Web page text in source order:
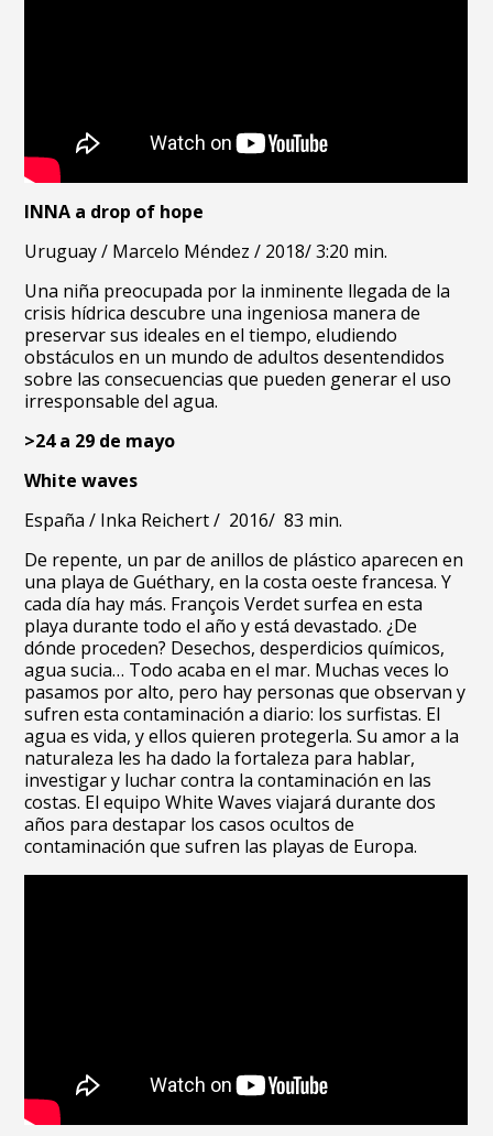
INNA a drop of hope
Uruguay / Marcelo Méndez / 2018/3:20 min.
Una niña preocupada por la inminente llegada de la
crisis hídrica descubre una ingeniosa manera de
preservar sus ideales en el tiempo, eludiendo
obstáculos en un mundo de adultos desentendidos
sobre las consecuencias que pueden generar el uso
irresponsable del agua.
>24 a 29 de mayo
White waves
España / Inka Reichert / 2016/ 83 min.
De repente, un par de anillos de plástico aparecen en
una playa de Guéthary, en la costa oeste francesa. Y
cada día hay más. François Verdet surfea en esta
playa durante todo el año y está devastado. ¿De
dónde proceden? Desechos, desperdicios químicos,
agua sucia… Todo acaba en el mar. Muchas veces lo
pasamos por alto, pero hay personas que observan y
sufren esta contaminación a diario: los surfistas. El
agua es vida, y ellos quieren protegerla. Su amor a la
naturaleza les ha dado la fortaleza para hablar,
investigar y luchar contra la contaminación en las
costas. El equipo White Waves viajará durante dos
años para destapar los casos ocultos de
contaminación que sufren las playas de Europa.